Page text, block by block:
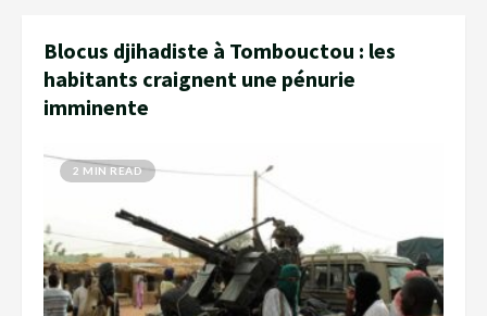
Blocus djihadiste à Tombouctou : les
habitants craignent une pénurie
imminente
2 MIN READ